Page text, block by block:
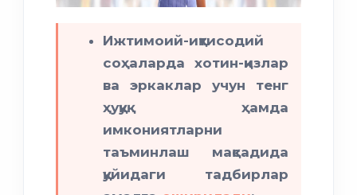
Ижтимоий-иқтисодий
соҳаларда хотин-қизлар
ва эркаклар учун тенг
ҳуқуқ ҳамда
имкониятларни
таъминлаш мақсадида
қуйидаги тадбирлар